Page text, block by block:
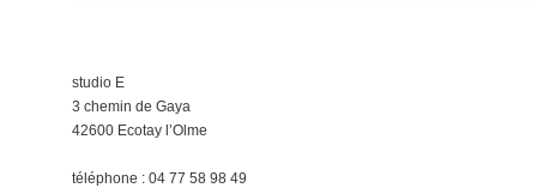
studio E
3 chemin de Gaya
42600 Ecotay l’Olme
téléphone : 04 77 58 98 49